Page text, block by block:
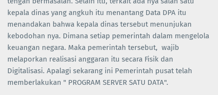
kepala dinas yang angkuh itu menantang Data DPA itu
menandakan bahwa kepala dinas tersebut menunjukan
kebodohan nya. Dimana setiap pemerintah dalam mengelola
keuangan negara. Maka pemerintah tersebut, wajib
melaporkan realisasi anggaran itu secara Fisik dan
Digitalisasi. Apalagi sekarang ini Pemerintah pusat telah
memberlakukan " PROGRAM SERVER SATU DATA".